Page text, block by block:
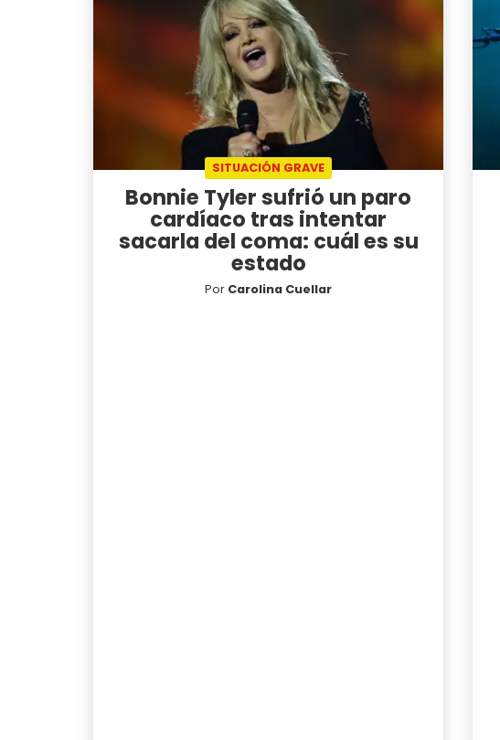
SITUACIÓN GRAVE
Bonnie Tyler sufrió un paro
cardíaco tras intentar
sacarla del coma: cuál es su
estado
Por Carolina Cuellar